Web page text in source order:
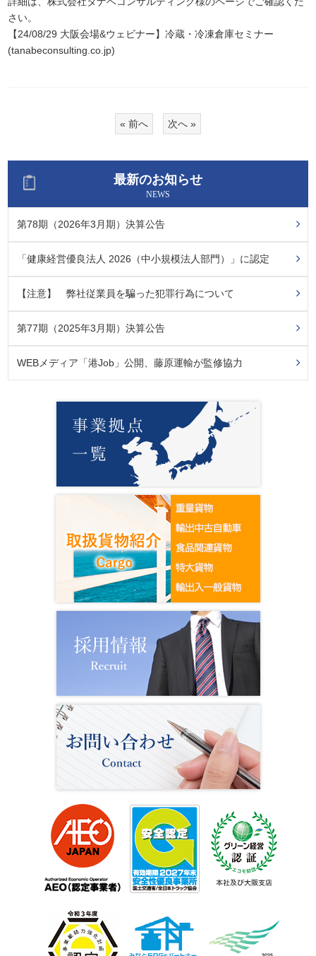
さい。
【24/08/29 大阪会場&ウェビナー】冷蔵・冷凍倉庫セミナー
(tanabeconsulting.co.jp)
« 前へ 次へ »
最新のお知らせ
NEWS
第78期（2026年3月期）決算公告
「健康経営優良法人 2026（中小規模法人部門）」に認定
【注意】 弊社従業員を騙った犯罪行為について
第77期（2025年3月期）決算公告
WEBメディア「港Job」公開、藤原運輸が監修協力